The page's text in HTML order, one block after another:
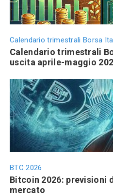
Calendario trimestrali Borsa
Calendario trimestrali
uscita aprile-maggio
BTC 2026
Bitcoin 2026: previsioni
mercato